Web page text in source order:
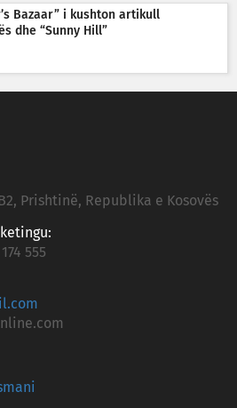
Bazaar” i kushton artikull
dhe “Sunny Hill”
Prishtinë, Republika e Kosovës
555